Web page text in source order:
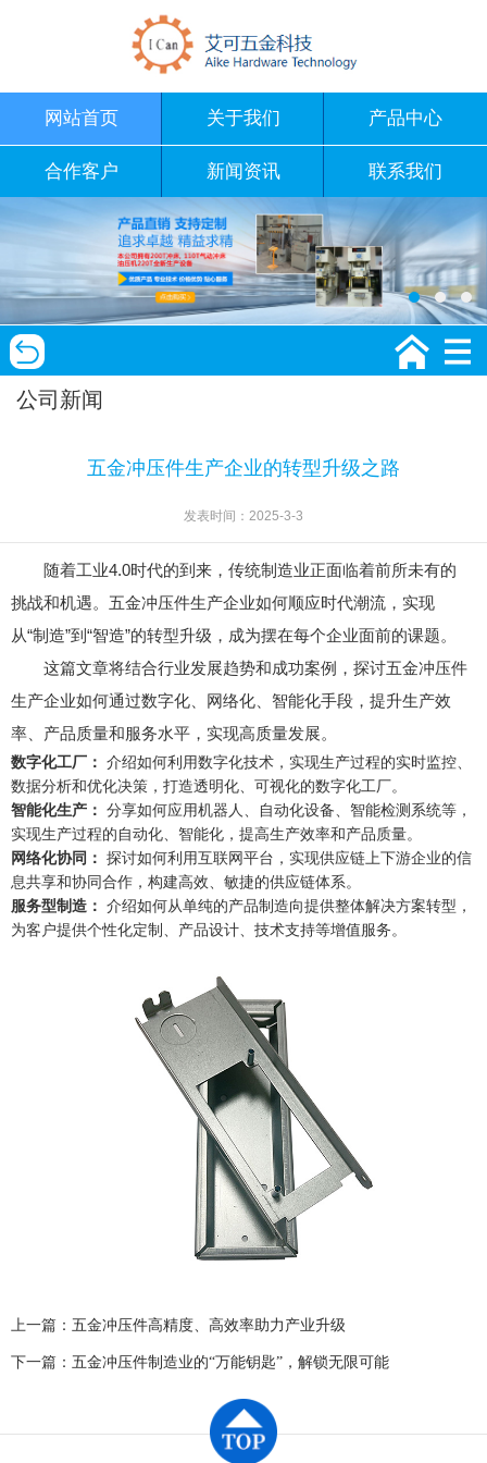
网站首页 关于我们 产品中心
合作客户 新闻资讯 联系我们
公司新闻
五金冲压件生产企业的转型升级之路
发表时间：2025-3-3
随着工业4.0时代的到来，传统制造业正面临着前所未有的
挑战和机遇。五金冲压件生产企业如何顺应时代潮流，实现
从“制造”到“智造”的转型升级，成为摆在每个企业面前的课题。
这篇文章将结合行业发展趋势和成功案例，探讨五金冲压件
生产企业如何通过数字化、网络化、智能化手段，提升生产效
率、产品质量和服务水平，实现高质量发展。
数字化工厂： 介绍如何利用数字化技术，实现生产过程的实时监控、
数据分析和优化决策，打造透明化、可视化的数字化工厂。
智能化生产： 分享如何应用机器人、自动化设备、智能检测系统等，
实现生产过程的自动化、智能化，提高生产效率和产品质量。
网络化协同： 探讨如何利用互联网平台，实现供应链上下游企业的信
息共享和协同合作，构建高效、敏捷的供应链体系。
服务型制造： 介绍如何从单纯的产品制造向提供整体解决方案转型，
为客户提供个性化定制、产品设计、技术支持等增值服务。
上一篇： 五金冲压件高精度、高效率助力产业升级
下一篇： 五金冲压件制造业的“万能钥匙”，解锁无限可能